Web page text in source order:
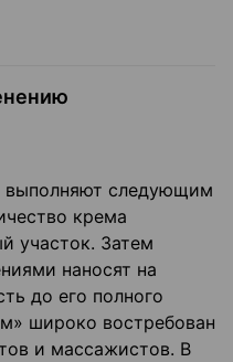
выполняют следующим
крема
участок. Затем
наносят на
до его полного
широко востребован
и массажистов. В